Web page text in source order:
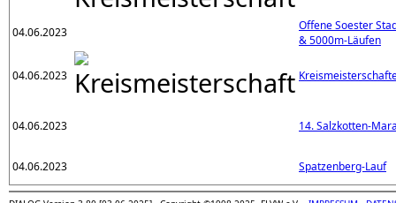
04.06.2023
Offene Soester
& 5000m-Läufen
04.06.2023
04.06.2023 14. Salzkotten-
04.06.2023 Spatzenberg-Lauf